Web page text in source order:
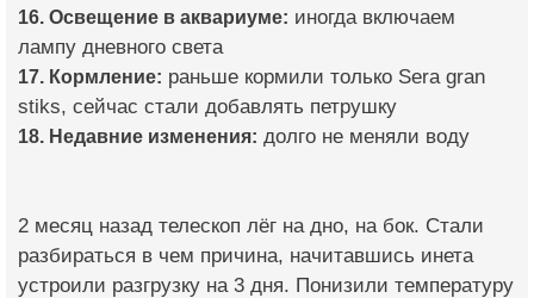
16. Освещение в аквариуме: иногда включаем
лампу дневного света
17. Кормление: раньше кормили только Sera gran
stiks, сейчас стали добавлять петрушку
18. Недавние изменения: долго не меняли воду
2 месяц назад телескоп лёг на дно, на бок. Стали
разбираться в чем причина, начитавшись инета
устроили разгрузку на 3 дня. Понизили температуру